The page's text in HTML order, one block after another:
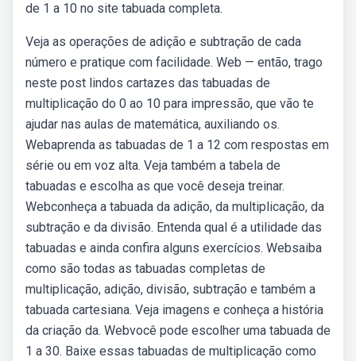
de 1 a 10 no site tabuada completa.
Veja as operações de adição e subtração de cada
número e pratique com facilidade. Web — então, trago
neste post lindos cartazes das tabuadas de
multiplicação do 0 ao 10 para impressão, que vão te
ajudar nas aulas de matemática, auxiliando os.
Webaprenda as tabuadas de 1 a 12 com respostas em
série ou em voz alta. Veja também a tabela de
tabuadas e escolha as que você deseja treinar.
Webconheça a tabuada da adição, da multiplicação, da
subtração e da divisão. Entenda qual é a utilidade das
tabuadas e ainda confira alguns exercícios. Websaiba
como são todas as tabuadas completas de
multiplicação, adição, divisão, subtração e também a
tabuada cartesiana. Veja imagens e conheça a história
da criação da. Webvocê pode escolher uma tabuada de
1 a 30. Baixe essas tabuadas de multiplicação como